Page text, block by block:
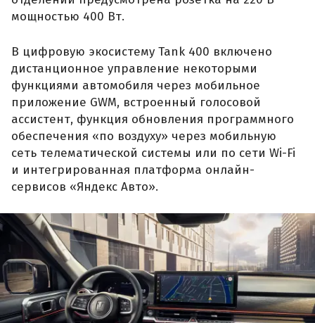
мощностью 400 Вт.
В цифровую экосистему Tank 400 включено
дистанционное управление некоторыми
функциями автомобиля через мобильное
приложение GWM, встроенный голосовой
ассистент, функция обновления программного
обеспечения «по воздуху» через мобильную
сеть телематической системы или по сети Wi-Fi
и интегрированная платформа онлайн-
сервисов «Яндекс Авто».